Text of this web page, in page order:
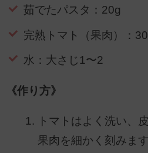
茹でたパスタ：20g
完熟トマト（果肉）：
水：大さじ1〜2
《作り方》
トマトはよく洗い、
果肉を細かく刻みます